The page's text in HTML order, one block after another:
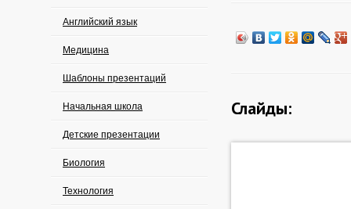
Английский язык
Медицина
Шаблоны презентаций
Начальная школа
Детские презентации
Биология
Технология
Слайды: